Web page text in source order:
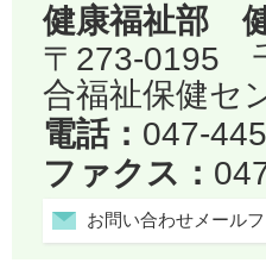
健康福祉部
〒273-0195
合福祉保健セ
電話： 047-
ファクス：
お問い合わせメール